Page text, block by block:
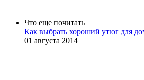
Что еще почитать
Как выбрать хороший утюг для
01 августа 2014